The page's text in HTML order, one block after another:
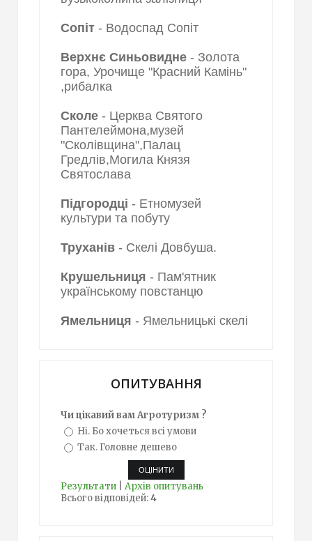
Сопіт - Водоспад Сопіт
Верхнє Синьовидне - Золота
гора, Урочище "Красний Камінь"
,рибалка
Сколе - Церква Святого
Пантелеймона,музей
"Сколівщина",Палац
Гредлів,Могила Князя
Святослава
Підгородці - Етномузей
культури та побуту
Труханів - Скелі Довбуша.
Крушельниця - Пам'ятник
українському повстанцю
Ямельниця - Ямельницькі скелі
ОПИТУВАННЯ
Чи цікавий вам Агротуризм ?
Ні. Бо хочеться всі умови
Так. Головне дешево
Результати
Архів опитувань
Всього відповідей:4